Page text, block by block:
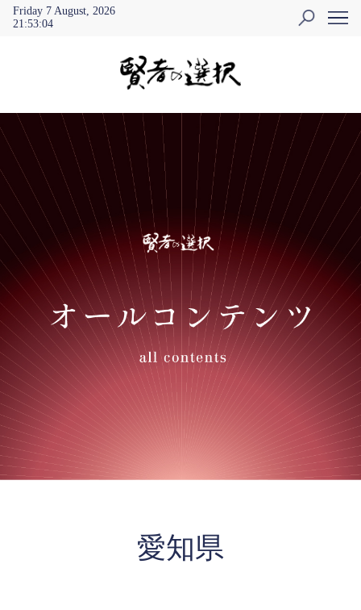
Friday 7 August, 2026
21:53:04
愛知県